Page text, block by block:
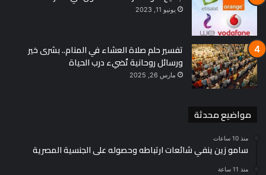
يونيو 11, 2023
تفسير حلم صلاة العشاء في المنام.. بشرى خير
ورسائل روحانية تُضيء درب الحياة
مارس 26, 2025
مواضيع محدثة
منذ 10 ساعات
سامو زين ينفي شائعات ارتباطه وحصوله على الجنسية المصرية
منذ 11 ساعة